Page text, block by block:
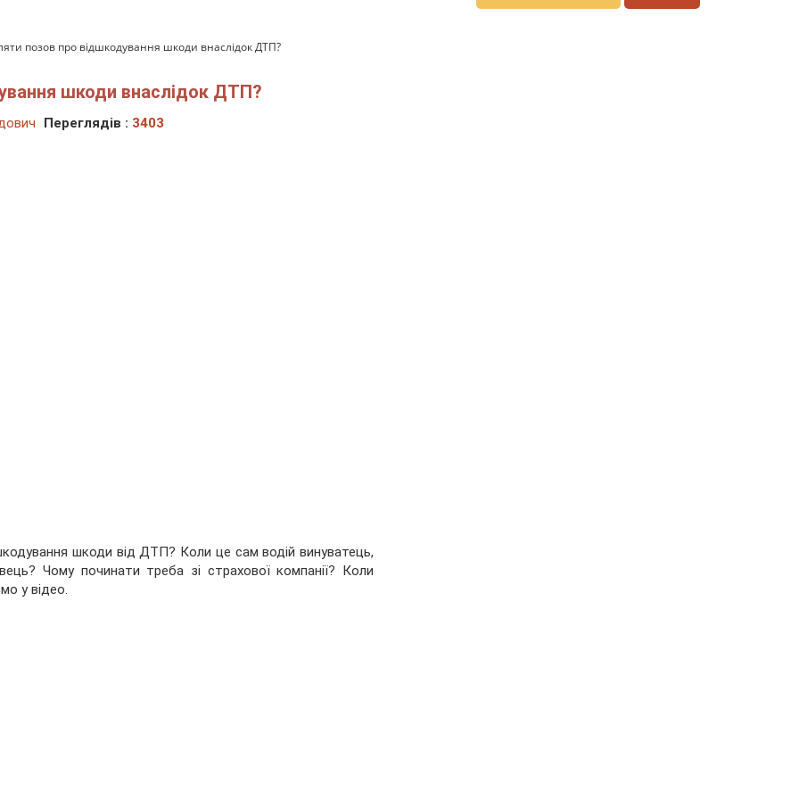
позов про відшкодування шкоди внаслідок ДТП?
шкоди внаслідок ДТП?
Переглядів : 3403
шкоди від ДТП? Коли це сам водій винуватець,
Чому починати треба зі страхової компанії? Коли
у відео.